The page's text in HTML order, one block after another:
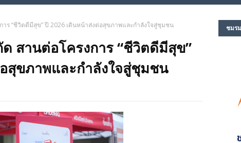
ร “ชีวิตดีมีสุข” ปี 2026 เดินหน้าส่งต่อสุขภาพและกำลังใจสู่ชุมชน
สานต่อโครงการ “ชีวิตดีมีสุข”
สุขภาพและกำลังใจสู่ชุมชน
ชมร